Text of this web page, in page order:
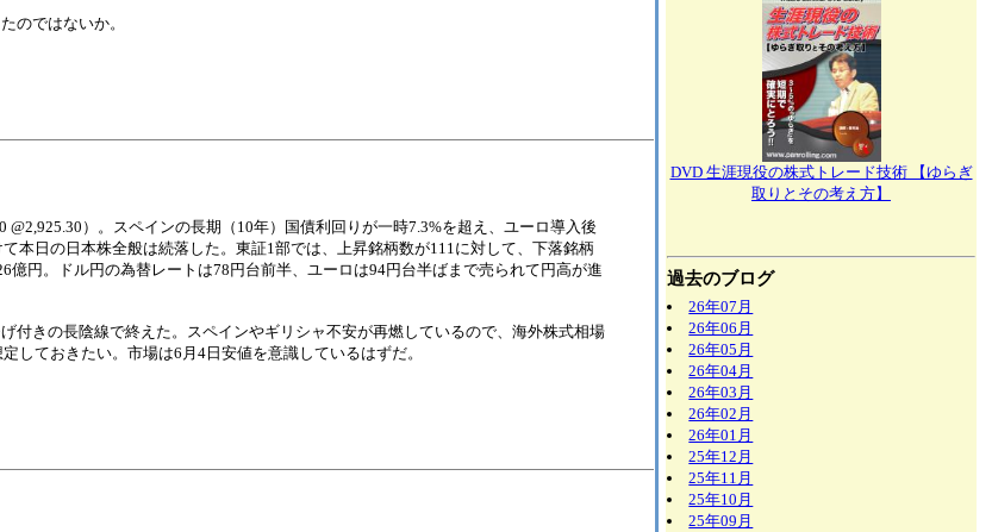
のではないか。
@2,925.30）。スペインの長期（10年）国債利回りが一時7.3%を超え、ユーロ導入後
本日の日本株全般は続落した。東証1部では、上昇銘柄数が111に対して、下落銘柄
円。ドル円の為替レートは78円台前半、ユーロは94円台半ばまで売られて円高が進
付きの長陰線で終えた。スペインやギリシャ不安が再燃しているので、海外株式相場
しておきたい。市場は6月4日安値を意識しているはずだ。
DVD 生涯現役の株式トレード技術 【ゆらぎ
取りとその考え方】
過去のブログ
26年07月
26年06月
26年05月
26年04月
26年03月
26年02月
26年01月
25年12月
25年11月
25年10月
25年09月